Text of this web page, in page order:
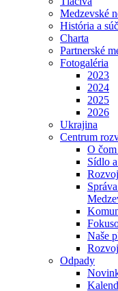
Medzevské
História a
Charta
Partnerské
Fotogaléria
2023
2024
2025
2026
Ukrajina
Centrum
O
Sídlo
Naše
Odpady